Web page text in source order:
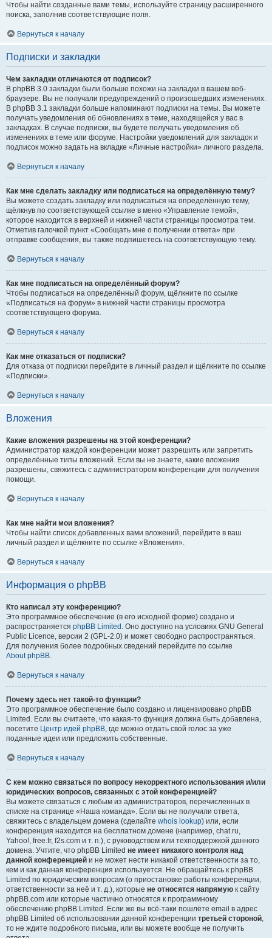
Чтобы найти созданные вами темы, используйте страницу расширенного
поиска, заполнив соответствующие поля.
Вернуться к началу
Подписки и закладки
Чем закладки отличаются от подписок?
В phpBB 3.0 закладки были больше похожи на закладки в вашем веб-
браузере. Вы не получали предупреждений о произошедших изменениях.
В phpBB 3.1 закладки больше напоминают подписки на темы. Вы можете
получать уведомления об обновлениях в теме, находящейся у вас в
закладках. В случае подписки, вы будете получать уведомления об
изменениях в теме или форуме. Настройки уведомлений для закладок и
подписок можно задать на вкладке «Личные настройки» личного раздела.
Вернуться к началу
Как мне сделать закладку или подписаться на определённую тему?
Вы можете создать закладку или подписаться на определённую тему,
щёлкнув по соответствующей ссылке в меню «Управление темой»,
которое находится в верхней и нижней части страницы просмотра тем.
Отметив галочкой пункт «Сообщать мне о получении ответа» при
отправке сообщения, вы также подпишетесь на соответствующую тему.
Вернуться к началу
Как мне подписаться на определённый форум?
Чтобы подписаться на определённый форум, щёлкните по ссылке
«Подписаться на форум» в нижней части страницы просмотра
соответствующего форума.
Вернуться к началу
Как мне отказаться от подписки?
Для отказа от подписки перейдите в личный раздел и щёлкните по ссылке
«Подписки».
Вернуться к началу
Вложения
Какие вложения разрешены на этой конференции?
Администратор каждой конференции может разрешить или запретить
определённые типы вложений. Если вы не знаете, какие вложения
разрешены, свяжитесь с администратором конференции для получения
помощи.
Вернуться к началу
Как мне найти мои вложения?
Чтобы найти список добавленных вами вложений, перейдите в ваш
личный раздел и щёлкните по ссылке «Вложения».
Вернуться к началу
Информация о phpBB
Кто написал эту конференцию?
Это программное обеспечение (в его исходной форме) создано и
распространяется phpBB Limited . Оно доступно на условиях GNU General
Public Licence, версии 2 (GPL-2.0) и может свободно распространяться.
Для получения более подробных сведений перейдите по ссылке
About phpBB.
Вернуться к началу
Почему здесь нет такой-то функции?
Это программное обеспечение было создано и лицензировано phpBB
Limited. Если вы считаете, что какая-то функция должна быть добавлена,
посетите Центр идей phpBB, где можно отдать свой голос за уже
поданные идеи или предложить собственные.
Вернуться к началу
С кем можно связаться по вопросу некорректного использования и/или
юридических вопросов, связанных с этой конференцией?
Вы можете связаться с любым из администраторов, перечисленных в
списке на странице «Наша команда». Если вы не получили ответа,
свяжитесь с владельцем домена (сделайте whois lookup) или, если
конференция находится на бесплатном домене (например, chat.ru,
Yahoo!, free.fr, f2s.com и т. п.), с руководством или техподдержкой данного
домена. Учтите, что phpBB Limited не имеет никакого контроля над
данной конференцией и не может нести никакой ответственности за то,
кем и как данная конференция используется. Не обращайтесь к phpBB
Limited по юридическим вопросам (о приостановке работы конференции,
ответственности за неё и т. д.), которые не относятся напрямую к сайту
phpBB.com или которые частично относятся к программному
обеспечению phpBB Limited. Если же вы всё-таки пошлёте email в адрес
phpBB Limited об использовании данной конференции третьей стороной,
то не ждите подробного письма, или вы можете вообще не получить